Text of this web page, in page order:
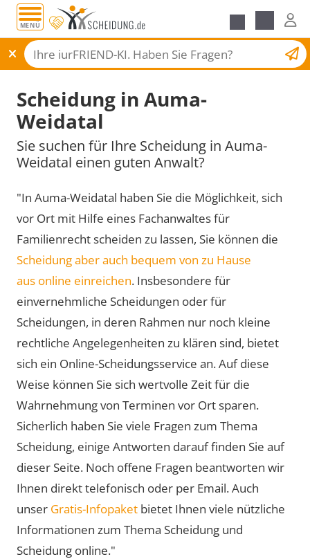
MENÜ
Scheidungsantrag
Scheidung in Auma-
Weidatal
Sie suchen für Ihre Scheidung in Auma-
Weidatal einen guten Anwalt?
"In Auma-Weidatal haben Sie die Möglichkeit, sich
vor Ort mit Hilfe eines Fachanwaltes für
Familienrecht scheiden zu lassen, Sie können die
Scheidung aber auch bequem von zu Hause
aus online einreichen. Insbesondere für
einvernehmliche Scheidungen oder für
Scheidungen, in deren Rahmen nur noch kleine
rechtliche Angelegenheiten zu klären sind, bietet
sich ein Online-Scheidungsservice an. Auf diese
Weise können Sie sich wertvolle Zeit für die
Wahrnehmung von Terminen vor Ort sparen.
Sicherlich haben Sie viele Fragen zum Thema
Scheidung, einige Antworten darauf finden Sie auf
dieser Seite. Noch offene Fragen beantworten wir
Ihnen direkt telefonisch oder per Email. Auch
unser Gratis-Infopaket bietet Ihnen viele nützliche
Informationen zum Thema Scheidung und
Scheidung online."